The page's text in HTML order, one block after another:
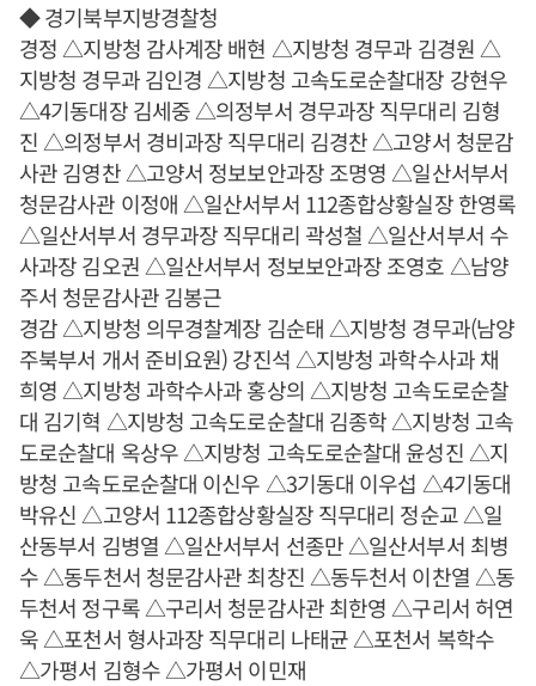
◆ 경기북부지방경찰청
경정 △지방청 감사계장 배현 △지방청 경무과 김경원 △
지방청 경무과 김인경 △지방청 고속도로순찰대장 강현우
△4기동대장 김세중 △의정부서 경무과장 직무대리 김형
진 △의정부서 경비과장 직무대리 김경찬 △고양서 청문감
사관 김영찬 △고양서 정보보안과장 조명영 △일산서부서
청문감사관 이정애 △일산서부서 112종합상황실장 한영록
△일산서부서 경무과장 직무대리 곽성철 △일산서부서 수
사과장 김오권 △일산서부서 정보보안과장 조영호 △남양
주서 청문감사관 김봉근
경감 △지방청 의무경찰계장 김순태 △지방청 경무과(남양
주북부서 개서 준비요원) 강진석 △지방청 과학수사과 채
희영 △지방청 과학수사과 홍상의 △지방청 고속도로순찰
대 김기혁 △지방청 고속도로순찰대 김종학 △지방청 고속
도로순찰대 옥상우 △지방청 고속도로순찰대 윤성진 △지
방청 고속도로순찰대 이신우 △3기동대 이우섭 △4기동대
박유신 △고양서 112종합상황실장 직무대리 정순교 △일
산동부서 김병열 △일산서부서 선종만 △일산서부서 최병
수 △동두천서 청문감사관 최창진 △동두천서 이찬열 △동
두천서 정구록 △구리서 청문감사관 최한영 △구리서 허연
욱 △포천서 형사과장 직무대리 나태균 △포천서 복학수
△가평서 김형수 △가평서 이민재